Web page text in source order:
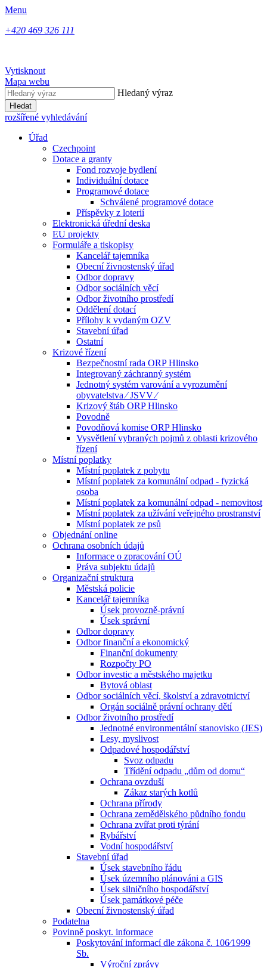
Menu
+420 469 326 111
Vytisknout
Mapa webu
Hledaný výraz
Hledat
rozšířené vyhledávání
Úřad
Czechpoint
Dotace a granty
Fond rozvoje bydlení
Individuální dotace
Programové dotace
Schválené programové dotace
Příspěvky z loterií
Elektronická úřední deska
EU projekty
Formuláře a tiskopisy
Kancelář tajemníka
Obecní živnostenský úřad
Odbor dopravy
Odbor sociálních věcí
Odbor životního prostředí
Oddělení dotací
Přílohy k vydaným OZV
Stavební úřad
Ostatní
Krizové řízení
Bezpečnostní rada ORP Hlinsko
Integrovaný záchranný systém
Jednotný systém varování a vyrozumění
obyvatelstva ⁄ JSVV ⁄
Krizový štáb ORP Hlinsko
Povodně
Povodňová komise ORP Hlinsko
Vysvětlení vybraných pojmů z oblasti krizového
řízení
Místní poplatky
Místní poplatek z pobytu
Místní poplatek za komunální odpad - fyzická
osoba
Místní poplatek za komunální odpad - nemovitost
Místní poplatek za užívání veřejného prostranství
Místní poplatek ze psů
Objednání online
Ochrana osobních údajů
Informace o zpracování OÚ
Práva subjektu údajů
Organizační struktura
Městská policie
Kancelář tajemníka
Úsek provozně-právní
Úsek správní
Odbor dopravy
Odbor finanční a ekonomický
Finanční dokumenty
Rozpočty PO
Odbor investic a městského majetku
Bytová oblast
Odbor sociálních věcí, školství a zdravotnictví
Orgán sociálně právní ochrany dětí
Odbor životního prostředí
Jednotné environmentální stanovisko (JES)
Lesy, myslivost
Odpadové hospodářství
Svoz odpadu
Třídění odpadu „dům od domu“
Ochrana ovzduší
Zákaz starých kotlů
Ochrana přírody
Ochrana zemědělského půdního fondu
Ochrana zvířat proti týrání
Rybářství
Vodní hospodářství
Stavební úřad
Úsek stavebního řádu
Úsek územního plánováni a GIS
Úsek silničního hospodářství
Úsek památkové péče
Obecní živnostenský úřad
Podatelna
Povinně poskyt. informace
Poskytování informací dle zákona č. 106⁄1999
Sb.
Výroční zprávy